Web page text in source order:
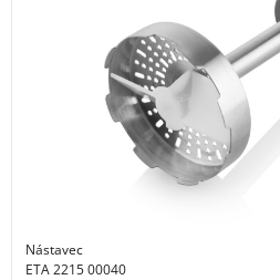
Nástavec
ETA 2215 00040